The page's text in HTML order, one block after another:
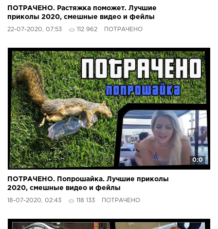
ПОТРАЧЕНО. Растяжка поможет. Лучшие
приколы 2020, смешные видео и фейлы
22-07-2020, 07:53 112 962 ПОТРАЧЕНО
0:0
ПОТРАЧЕНО. Попрошайка. Лучшие приколы
2020, смешные видео и фейлы
18-07-2020, 02:43 118 133 ПОТРАЧЕНО